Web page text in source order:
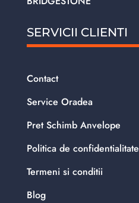
SERVICII CLIENTI
Contact
Service Oradea
Pret Schimb Anvelope
Politica de confidentialitate
Termeni si conditii
Blog